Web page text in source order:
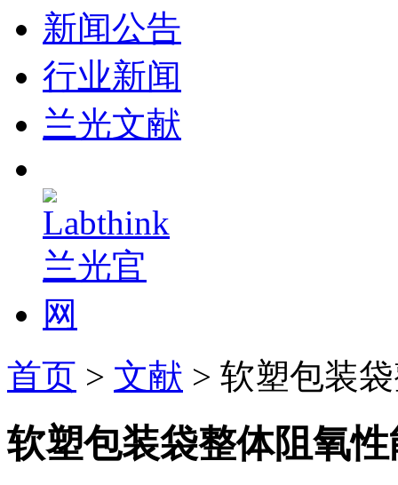
新闻公告
行业新闻
兰光文献
首页 > 文献 > 软塑包装
软塑包装袋整体阻氧